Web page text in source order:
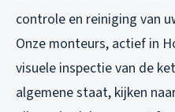
controle en reiniging van
Onze monteurs, actief in
visuele inspectie van de
algemene staat, kijken